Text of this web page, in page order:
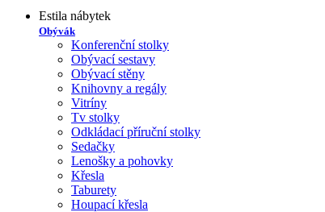
Estila nábytek
Obývák
Konferenční stolky
Obývací sestavy
Obývací stěny
Knihovny a regály
Vitríny
Tv stolky
Odkládací příruční stolky
Sedačky
Lenošky a pohovky
Křesla
Taburety
Houpací křesla